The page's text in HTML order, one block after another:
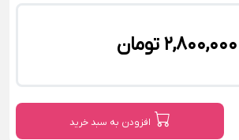
2,800,000 تومان
افزودن به سبد خرید